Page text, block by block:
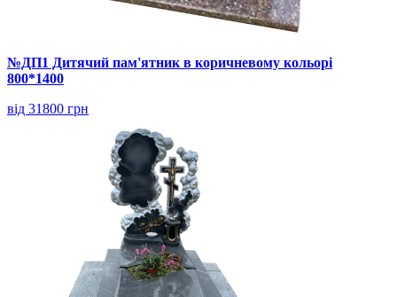
№ДП1 Дитячий пам'ятник в коричневому кольорі
800*1400
від 31800 грн